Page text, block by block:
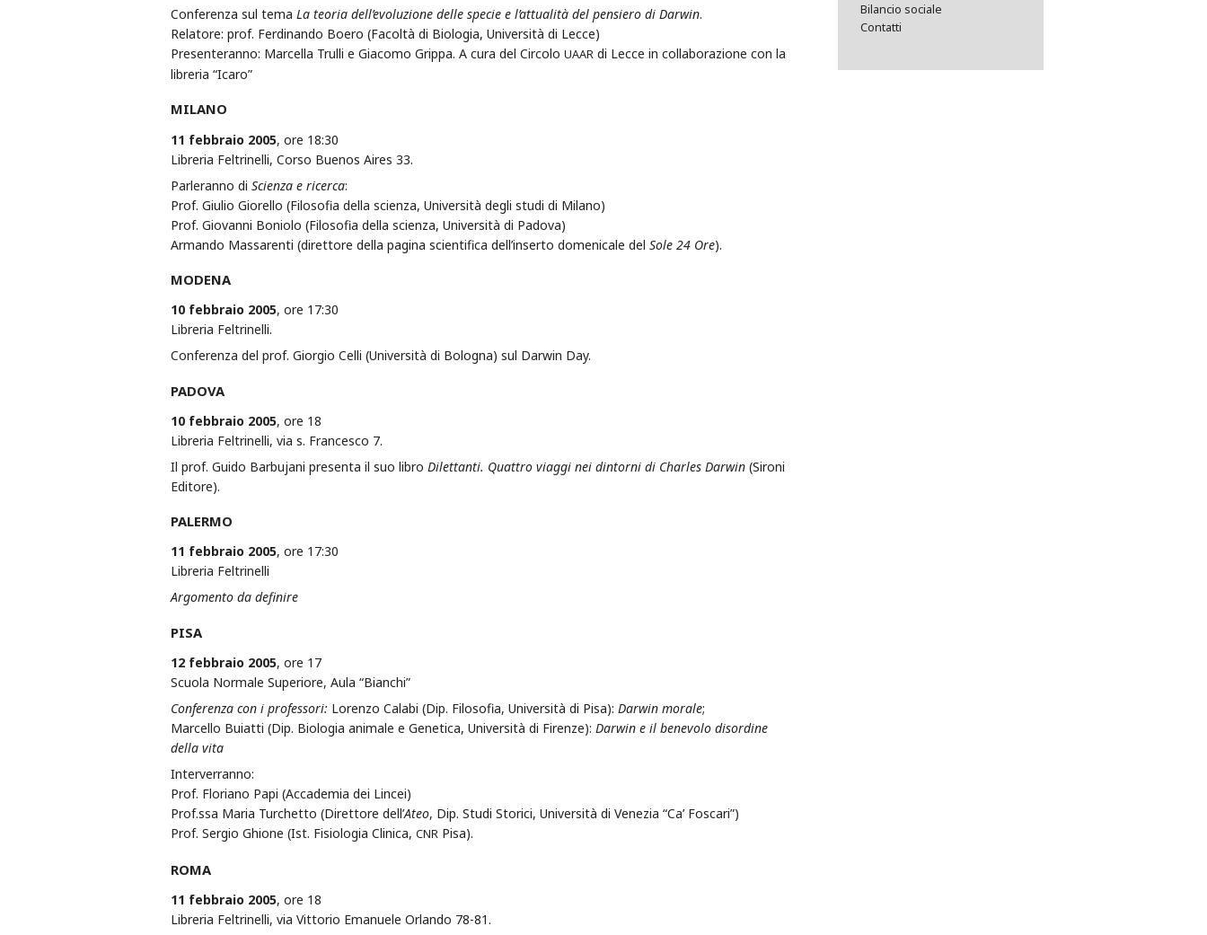
Conferenza sul tema La teoria dell’evoluzione delle specie e l’attualità del pensiero di Darwin.
Relatore: prof. Ferdinando Boero (Facoltà di Biologia, Università di Lecce)
Presenteranno: Marcella Trulli e Giacomo Grippa. A cura del Circolo UAAR di Lecce in collaborazione con la
libreria “Icaro”
MILANO
11 febbraio 2005, ore 18:30
Libreria Feltrinelli, Corso Buenos Aires 33.
Parleranno di Scienza e ricerca:
Prof. Giulio Giorello (Filosofia della scienza, Università degli studi di Milano)
Prof. Giovanni Boniolo (Filosofia della scienza, Università di Padova)
Armando Massarenti (direttore della pagina scientifica dell’inserto domenicale del Sole 24 Ore).
MODENA
10 febbraio 2005, ore 17:30
Libreria Feltrinelli.
Conferenza del prof. Giorgio Celli (Università di Bologna) sul Darwin Day.
PADOVA
10 febbraio 2005, ore 18
Libreria Feltrinelli, via s. Francesco 7.
Il prof. Guido Barbujani presenta il suo libro Dilettanti. Quattro viaggi nei dintorni di Charles Darwin (Sironi
Editore).
PALERMO
11 febbraio 2005, ore 17:30
Libreria Feltrinelli
Argomento da definire
PISA
12 febbraio 2005, ore 17
Scuola Normale Superiore, Aula “Bianchi”
Conferenza con i professori: Lorenzo Calabi (Dip. Filosofia, Università di Pisa): Darwin morale;
Marcello Buiatti (Dip. Biologia animale e Genetica, Università di Firenze): Darwin e il benevolo disordine
della vita
Interverranno:
Prof. Floriano Papi (Accademia dei Lincei)
Prof.ssa Maria Turchetto (Direttore dell’Ateo, Dip. Studi Storici, Università di Venezia “Ca’ Foscari”)
Prof. Sergio Ghione (Ist. Fisiologia Clinica, CNR Pisa).
ROMA
11 febbraio 2005, ore 18
Libreria Feltrinelli, via Vittorio Emanuele Orlando 78-81.
Bilancio sociale
Contatti